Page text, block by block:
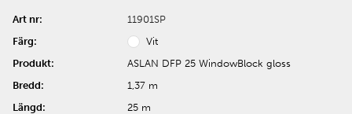
11901SP
Vit
ASLAN DFP 25 WindowBlock gloss
1,37 m
25 m